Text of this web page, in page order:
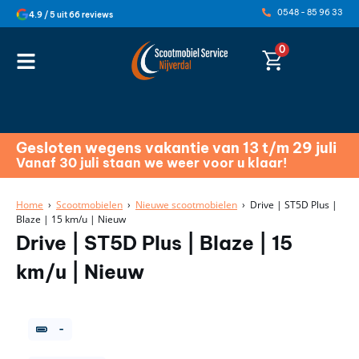
4.9 / 5 uit 66 reviews 0548 - 85 96 33
0
Gesloten wegens vakantie van 13 t/m 29 juli
Vanaf 30 juli staan we weer voor u klaar!
Home › Scootmobielen › Nieuwe scootmobielen › Drive | ST5D Plus |
Blaze | 15 km/u | Nieuw
Drive | ST5D Plus | Blaze | 15
km/u | Nieuw
-